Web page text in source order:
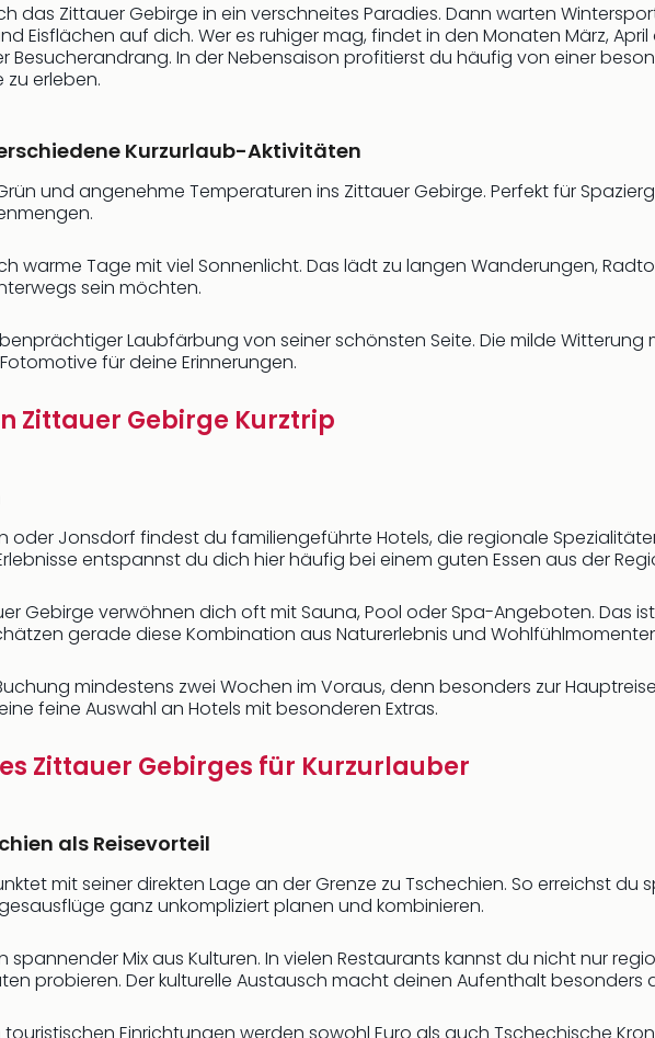
das Zittauer Gebirge in ein verschneites Paradies. Dann warten
Eisflächen auf dich. Wer es ruhiger mag, findet in den Monaten März,
Besucherandrang. In der Nebensaison profitierst du häufig von einer
zu erleben.
Kurzurlaub-Aktivitäten
und angenehme Temperaturen ins Zittauer Gebirge. Perfekt für
warme Tage mit viel Sonnenlicht. Das lädt zu langen Wanderungen,
sein möchten.
Laubfärbung von seiner schönsten Seite. Die milde
für deine Erinnerungen.
Zittauer Gebirge Kurztrip
oder Jonsdorf findest du familiengeführte Hotels, die regionale
entspannst du dich hier häufig bei einem guten Essen aus der
Gebirge verwöhnen dich oft mit Sauna, Pool oder Spa-Angeboten. Das
gerade diese Kombination aus Naturerlebnis und
mindestens zwei Wochen im Voraus, denn besonders zur
feine Auswahl an Hotels mit besonderen Extras.
Zittauer Gebirges für Kurzurlauber
als Reisevorteil
mit seiner direkten Lage an der Grenze zu Tschechien. So erreichst
ganz unkompliziert planen und kombinieren.
spannender Mix aus Kulturen. In vielen Restaurants kannst du nicht nur
probieren. Der kulturelle Austausch macht deinen Aufenthalt besonders